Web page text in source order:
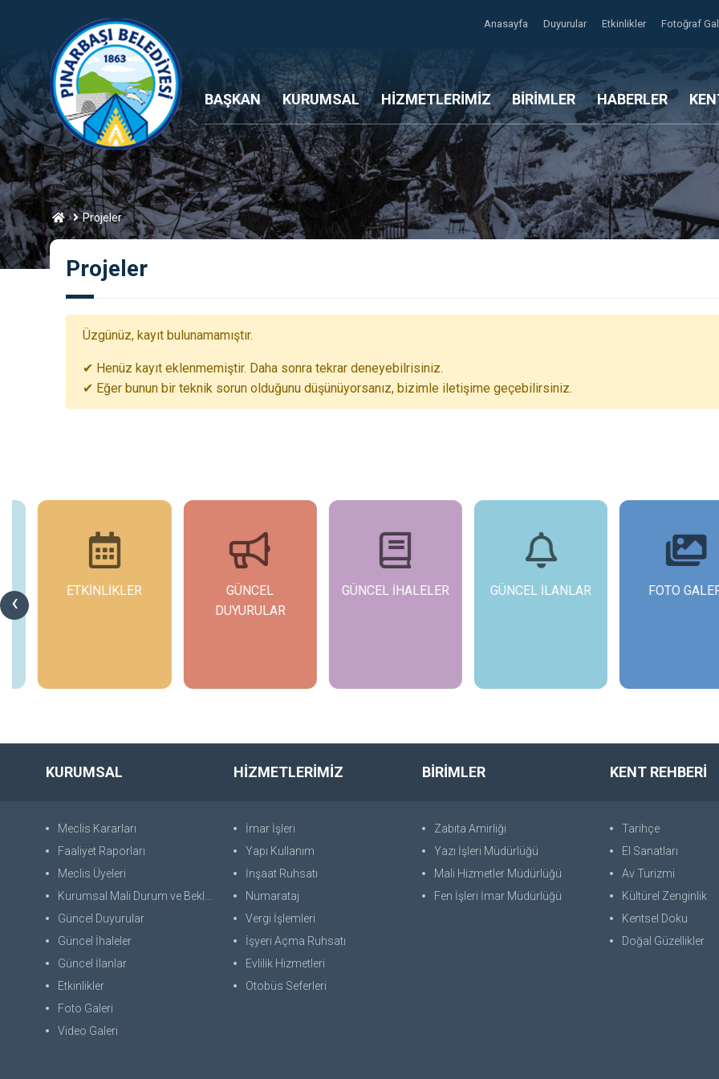
Anasayfa Duyurular Etkinlikler Fotoğraf
BAŞKAN KURUMSAL HİZMETLERİMİZ BİRİMLER HABERLER
Projeler
Projeler
Üzgünüz, kayıt bulunamamıştır.
✔ Henüz kayıt eklenmemiştir. Daha sonra tekrar deneyebilrisiniz.
✔ Eğer bunun bir teknik sorun olduğunu düşünüyorsanız, bizimle iletişime geçebilirsiniz.
‹ ETKİNLİKLER
GÜNCEL
DUYURULAR
GÜNCEL İHALELER GÜNCEL İLANLAR FOTO
KURUMSAL
Meclis Kararları
Faaliyet Raporları
Meclis Üyeleri
Kurumsal Mali Durum ve Beklentiler Raporu
Güncel Duyurular
Güncel İhaleler
Güncel İlanlar
Etkinlikler
Foto Galeri
Video Galeri
HİZMETLERİMİZ
İmar İşleri
Yapı Kullanım
İnşaat Ruhsatı
Numarataj
Vergi İşlemleri
İşyeri Açma Ruhsatı
Evlilik Hizmetleri
Otobüs Seferleri
BİRİMLER
Zabıta Amirliği
Yazı İşleri Müdürlüğü
Mali Hizmetler Müdürlüğü
Fen İşleri İmar Müdürlüğü
KENT REHBERİ
Tarihçe
El Sanatları
Av Turizmi
Kültürel Zenginlik
Kentsel Doku
Doğal Güzellikler